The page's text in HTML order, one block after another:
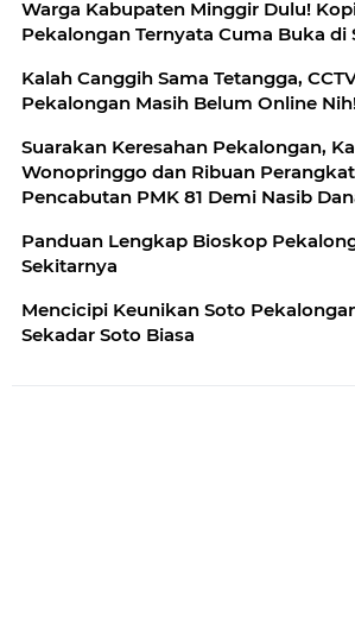
Warga Kabupaten Minggir Dulu!
Pekalongan Ternyata Cuma Buka di
Kalah Canggih Sama Tetangga,
Pekalongan Masih Belum Online
Suarakan Keresahan Pekalongan,
Wonopringgo dan Ribuan
Pencabutan PMK 81 Demi Nasib
Panduan Lengkap Bioskop
Sekitarnya
Mencicipi Keunikan Soto
Sekadar Soto Biasa